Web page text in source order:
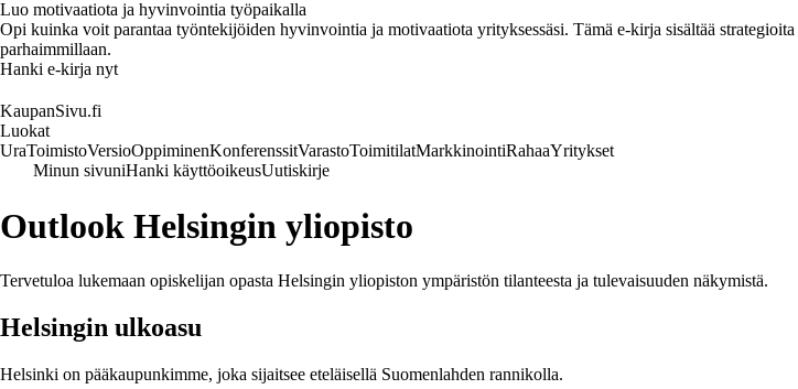
Luo motivaatiota ja hyvinvointia työpaikalla
Opi kuinka voit parantaa työntekijöiden hyvinvointia ja motivaatiota yrityksessäsi. Tämä e-kirja sisältää
parhaimmillaan.
Hanki e-kirja nyt
KaupanSivu.fi
Luokat
UraToimistoVersioOppiminenKonferenssitVarastoToimitilatMarkkinointiRahaaYritykset
Minun sivuniHanki käyttöoikeusUutiskirje
Outlook Helsingin yliopisto
Tervetuloa lukemaan opiskelijan opasta Helsingin yliopiston ympäristön tilanteesta ja tulevaisuuden näkymistä.
Helsingin ulkoasu
Helsinki on pääkaupunkimme, joka sijaitsee eteläisellä Suomenlahden rannikolla.